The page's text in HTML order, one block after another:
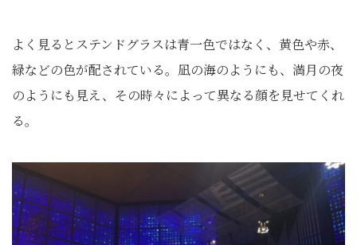
よく見るとステンドグラスは青一色ではなく、黄色や赤、
緑などの色が配されている。凪の海のようにも、満月の夜
のようにも見え、その時々によって異なる顔を見せてくれ
る。